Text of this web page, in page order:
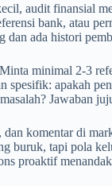
audit finansial
bank, atau
dan ada histori
minimal 2-3
spesifik: apakah
Jawaban
komentar di
buruk, tapi pola
proaktif